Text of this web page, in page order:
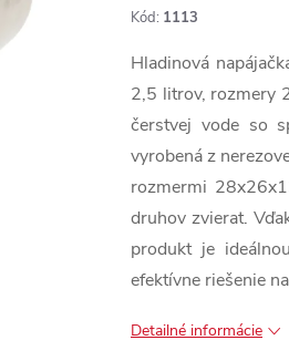
Kód: 1113
Hladinová
2,5 litrov, rozmery
čerstvej vode so
vyrobená z
rozmermi
druhov zvierat.
produkt je
efektívne riešenie
Detailné informácie